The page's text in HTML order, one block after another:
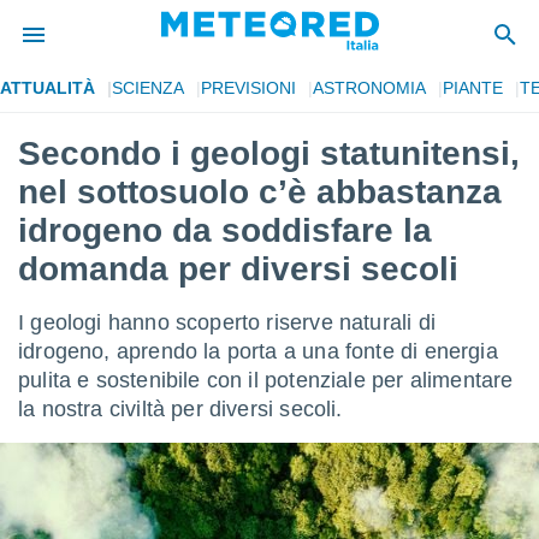
di
per
di
Web
ATTUALITÀ SCIENZA PREVISIONI ASTRONOMIA PIANTE
Secondo i geologi statunitensi,
nel sottosuolo c’è abbastanza
idrogeno da soddisfare la
domanda per diversi secoli
I geologi hanno scoperto riserve naturali di
idrogeno, aprendo la porta a una fonte di energia
pulita e sostenibile con il potenziale per alimentare
la nostra civiltà per diversi secoli.